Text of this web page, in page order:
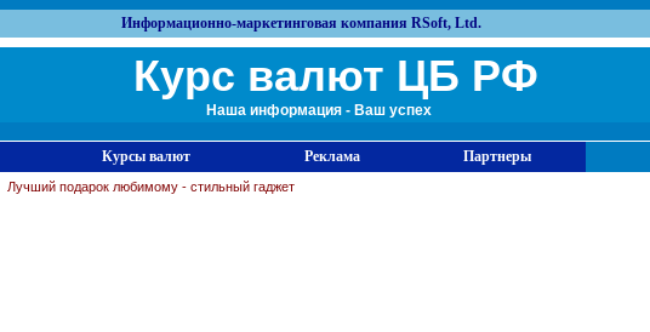
Информационно-маркетинговая компания RSoft, Ltd.
Курс валют ЦБ РФ
Наша информация - Ваш успех
Курсы валют Реклама Партнеры
Лучший подарок любимому - стильный гаджет